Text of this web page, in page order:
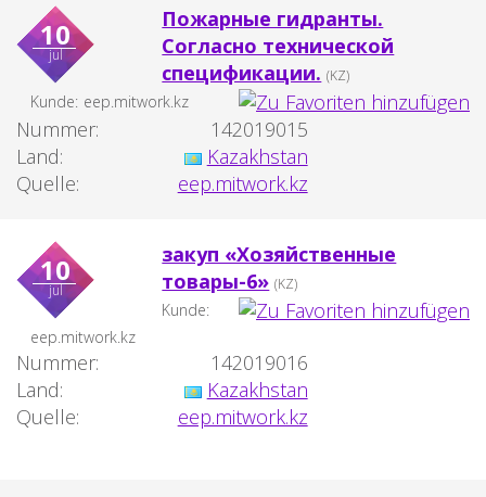
10
jul
Пожарные гидранты.
Согласно технической
спецификации. (KZ)
Kunde: eep.mitwork.kz
Nummer:
142019015
Land:
Kazakhstan
Quelle:
eep.mitwork.kz
10
jul
закуп «Хозяйственные
товары-6» (KZ)
Kunde:
eep.mitwork.kz
Nummer:
142019016
Land:
Kazakhstan
Quelle:
eep.mitwork.kz